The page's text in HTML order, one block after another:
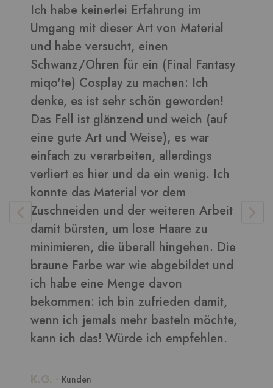
Ich habe keinerlei Erfahrung im
Umgang mit dieser Art von Material
und habe versucht, einen
Schwanz/Ohren für ein (Final Fantasy
miqo'te) Cosplay zu machen: Ich
denke, es ist sehr schön geworden!
Das Fell ist glänzend und weich (auf
eine gute Art und Weise), es war
einfach zu verarbeiten, allerdings
verliert es hier und da ein wenig. Ich
konnte das Material vor dem
Zuschneiden und der weiteren Arbeit
damit bürsten, um lose Haare zu
minimieren, die überall hingehen. Die
braune Farbe war wie abgebildet und
ich habe eine Menge davon
bekommen: ich bin zufrieden damit,
wenn ich jemals mehr basteln möchte,
kann ich das! Würde ich empfehlen.
K.G. - Kunden